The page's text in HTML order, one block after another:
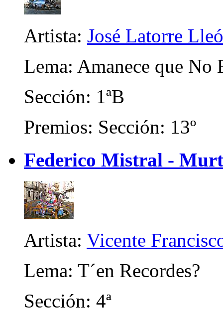
Artista: José Latorre
Lema: Amanece que No
Sección: 1ªB
Premios: Sección: 13º
Federico Mistral -
Artista: Vicente
Lema: T´en Recordes?
Sección: 4ª